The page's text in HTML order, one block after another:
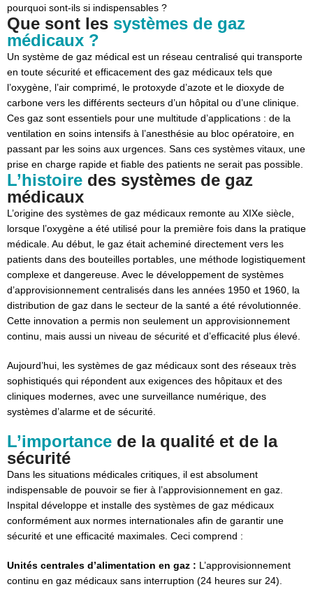
pourquoi sont-ils si indispensables ?
Que sont les systèmes de gaz
médicaux ?
Un système de gaz médical est un réseau centralisé qui transporte
en toute sécurité et efficacement des gaz médicaux tels que
l’oxygène, l’air comprimé, le protoxyde d’azote et le dioxyde de
carbone vers les différents secteurs d’un hôpital ou d’une clinique.
Ces gaz sont essentiels pour une multitude d’applications : de la
ventilation en soins intensifs à l’anesthésie au bloc opératoire, en
passant par les soins aux urgences. Sans ces systèmes vitaux, une
prise en charge rapide et fiable des patients ne serait pas possible.
L’histoire des systèmes de gaz
médicaux
L’origine des systèmes de gaz médicaux remonte au XIXe siècle,
lorsque l’oxygène a été utilisé pour la première fois dans la pratique
médicale. Au début, le gaz était acheminé directement vers les
patients dans des bouteilles portables, une méthode logistiquement
complexe et dangereuse. Avec le développement de systèmes
d’approvisionnement centralisés dans les années 1950 et 1960, la
distribution de gaz dans le secteur de la santé a été révolutionnée.
Cette innovation a permis non seulement un approvisionnement
continu, mais aussi un niveau de sécurité et d’efficacité plus élevé.
Aujourd’hui, les systèmes de gaz médicaux sont des réseaux très
sophistiqués qui répondent aux exigences des hôpitaux et des
cliniques modernes, avec une surveillance numérique, des
systèmes d’alarme et de sécurité.
L’importance de la qualité et de la
sécurité
Dans les situations médicales critiques, il est absolument
indispensable de pouvoir se fier à l’approvisionnement en gaz.
Inspital développe et installe des systèmes de gaz médicaux
conformément aux normes internationales afin de garantir une
sécurité et une efficacité maximales. Ceci comprend :
Unités centrales d’alimentation en gaz : L’approvisionnement
continu en gaz médicaux sans interruption (24 heures sur 24).